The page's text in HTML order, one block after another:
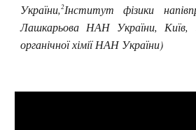
України,2Інститут фізики
Лашкарьова НАН України, Київ,
органічної хімії НАН України)